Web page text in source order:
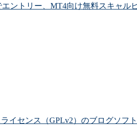
ントリー、MT4向け無料スキャル
イセンス（GPLv2）のブログソフ